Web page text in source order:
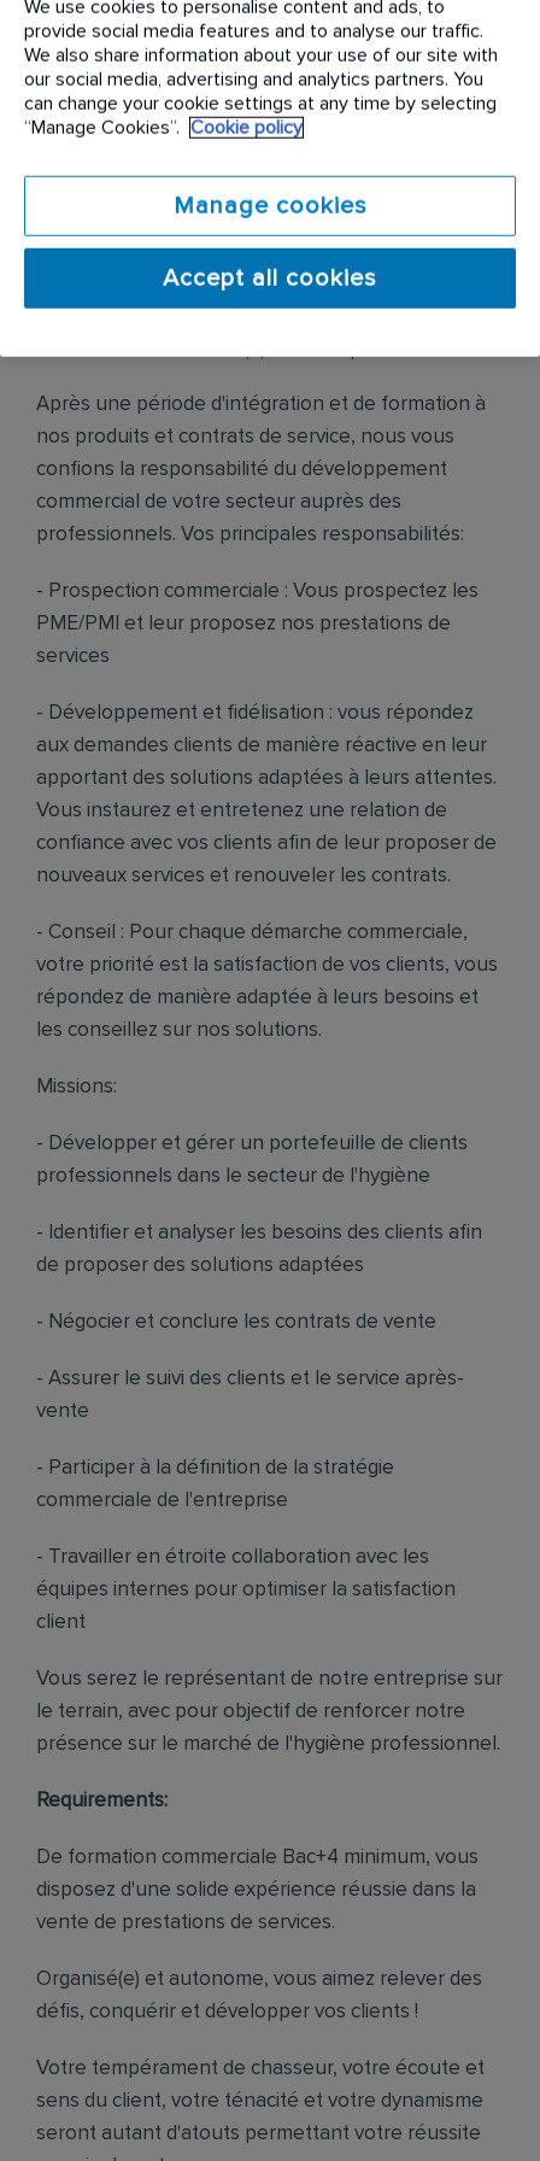
entreprises en proposant des solutions innovantes
et respectueuses de l’environnement en matière
de bien-être et santé au travail.
Pour accompagner notre forte ambition de
développement sur le marché porteur de
l’hygiène, nous recherchons un(e) :
Après une période d'intégration et de formation à
nos produits et contrats de service, nous vous
confions la responsabilité du développement
commercial de votre secteur auprès des
professionnels. Vos principales responsabilités:
- Prospection commerciale : Vous prospectez les
PME/PMI et leur proposez nos prestations de
services
- Développement et fidélisation : vous répondez
aux demandes clients de manière réactive en leur
apportant des solutions adaptées à leurs attentes.
Vous instaurez et entretenez une relation de
confiance avec vos clients afin de leur proposer de
nouveaux services et renouveler les contrats.
- Conseil : Pour chaque démarche commerciale,
votre priorité est la satisfaction de vos clients, vous
répondez de manière adaptée à leurs besoins et
les conseillez sur nos solutions.
Missions:
- Développer et gérer un portefeuille de clients
professionnels dans le secteur de l'hygiène
- Identifier et analyser les besoins des clients afin
de proposer des solutions adaptées
- Négocier et conclure les contrats de vente
- Assurer le suivi des clients et le service après-
vente
- Participer à la définition de la stratégie
commerciale de l'entreprise
- Travailler en étroite collaboration avec les
équipes internes pour optimiser la satisfaction
client
Vous serez le représentant de notre entreprise sur
le terrain, avec pour objectif de renforcer notre
présence sur le marché de l'hygiène professionnel.
Requirements:
De formation commerciale Bac+4 minimum, vous
disposez d'une solide expérience réussie dans la
vente de prestations de services.
Organisé(e) et autonome, vous aimez relever des
défis, conquérir et développer vos clients !
Votre tempérament de chasseur, votre écoute et
sens du client, votre ténacité et votre dynamisme
seront autant d'atouts permettant votre réussite
We use cookies to personalise content and ads, to
provide social media features and to analyse our traffic.
We also share information about your use of our site with
our social media, advertising and analytics partners. You
can change your cookie settings at any time by selecting
“Manage Cookies”.
Cookie policy
Manage cookies
Accept all cookies